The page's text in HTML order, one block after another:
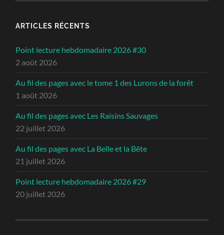
ARTICLES RÉCENTS
Point lecture hebdomadaire 2026 #30
2 août 2026
Au fil des pages avec le tome 1 des Lurons de la forêt
1 août 2026
Au fil des pages avec Les Raisins Sauvages
22 juillet 2026
Au fil des pages avec La Belle et la Bête
21 juillet 2026
Point lecture hebdomadaire 2026 #29
20 juillet 2026